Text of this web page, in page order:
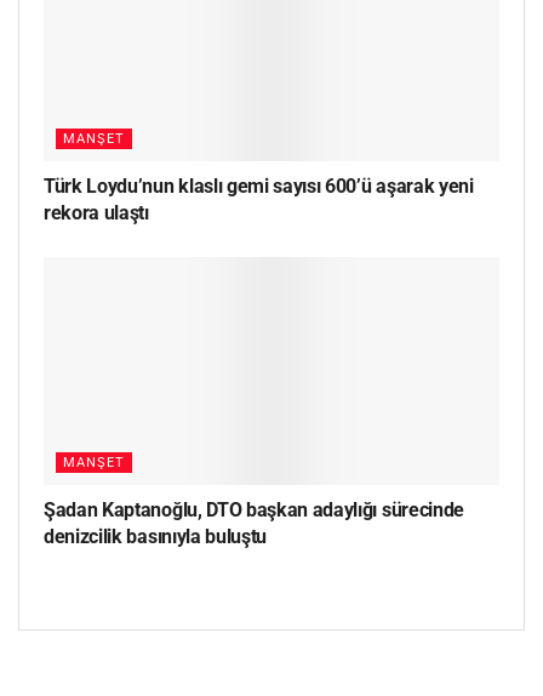
MANŞET
Türk Loydu’nun klaslı gemi sayısı 600’ü aşarak yeni
rekora ulaştı
MANŞET
Şadan Kaptanoğlu, DTO başkan adaylığı sürecinde
denizcilik basınıyla buluştu